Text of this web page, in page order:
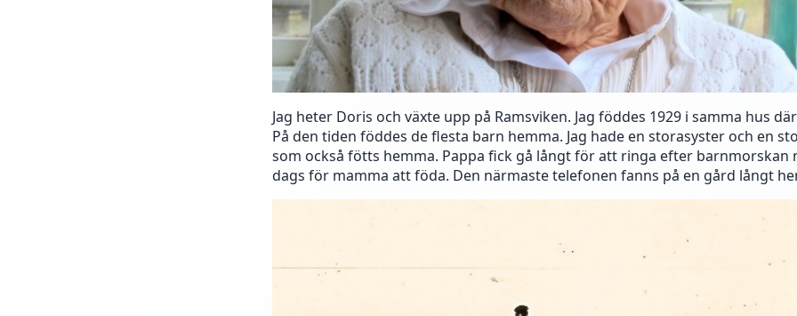
Jag heter Doris och växte upp på Ramsviken. Jag föddes 1929 i samma hus
På den tiden föddes de flesta barn hemma. Jag hade en storasyster och en
som också fötts hemma. Pappa fick gå långt för att ringa efter barnmorskan
dags för mamma att föda. Den närmaste telefonen fanns på en gård långt